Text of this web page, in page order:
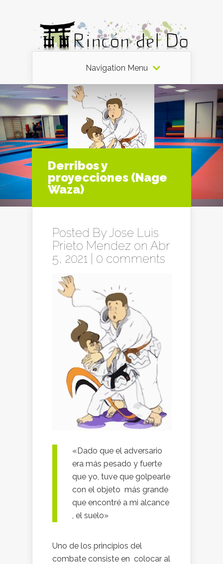
Navigation Menu
Derribos y
proyecciones (Nage
Waza)
Posted ByJose Luis
Prieto Mendez on Abr
5, 2021 | 0 comments
«Dado que el adversario
era más pesado y fuerte
que yo, tuve que golpearle
con el objeto más grande
que encontré a mi alcance
, el suelo»
Uno de los principios del
combate consiste en colocar al